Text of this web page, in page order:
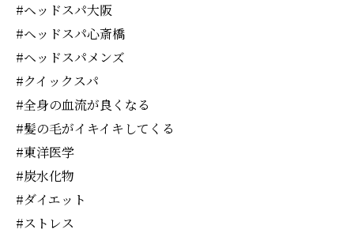
#ヘッドスパ大阪
#ヘッドスパ心斎橋
#ヘッドスパメンズ
#クイックスパ
#全身の血流が良くなる
#髪の毛がイキイキしてくる
#東洋医学
#炭水化物
#ダイエット
#ストレス